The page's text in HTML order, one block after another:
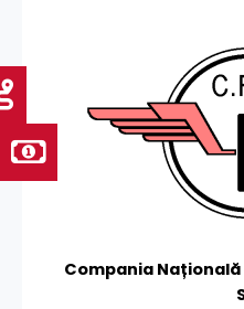
Compania Națională